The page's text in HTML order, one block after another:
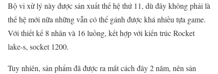
Bộ vi xử lý này được sản xuất thế hệ thứ 11, dù đây không phải là
thế hệ mới nữa những vẫn có thể gánh được khá nhiều tựa game.
Với thiết kế 8 nhân và 16 luồng, kết hợp với kiến trúc Rocket
lake-s, socket 1200.
Tuy nhiên, sản phẩm đã được ra mắt cách đây 2 năm, nên sản